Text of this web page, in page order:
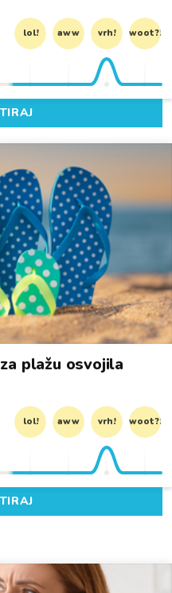
lol! aww vrh! woot?!
plažu osvojila
lol! aww vrh! woot?!